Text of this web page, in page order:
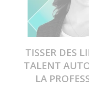
TISSER DES
TALENT
LA